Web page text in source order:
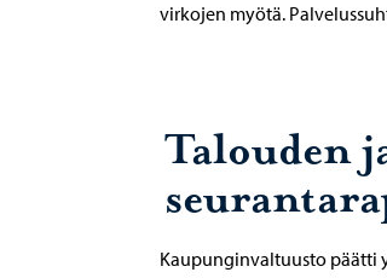
virkojen myötä.
Talouden
Kaupunginvaltuusto päätti